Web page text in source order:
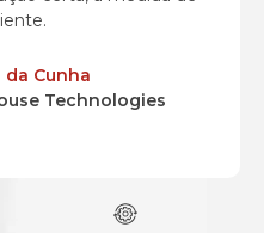
da Cunha
Technologies